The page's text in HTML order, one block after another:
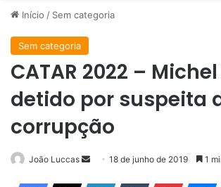
Início / Sem categoria
Sem categoria
CATAR 2022 –
detido por suspeita
corrupção
João Luccas 18 de junho de 2019 1